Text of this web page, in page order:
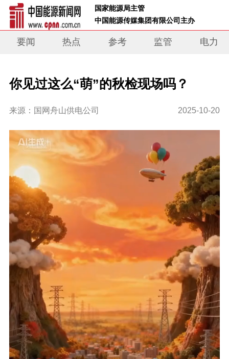
国家能源局主管
中国能源传媒集团有限公司主办
要闻 热点 参考 监管 电力
你见过这么“萌”的秋检现场吗？
来源：国网舟山供电公司 2025-10-20